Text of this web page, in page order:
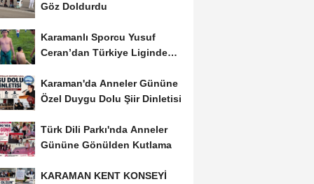
Göz Doldurdu
Karamanlı Sporcu Yusuf
Ceran’dan Türkiye Liginde
Karaman'da Anneler Gününe
Özel Duygu Dolu Şiir Dinletisi
Türk Dili Parkı'nda Anneler
Gününe Gönülden Kutlama
KARAMAN KENT KONSEYİ